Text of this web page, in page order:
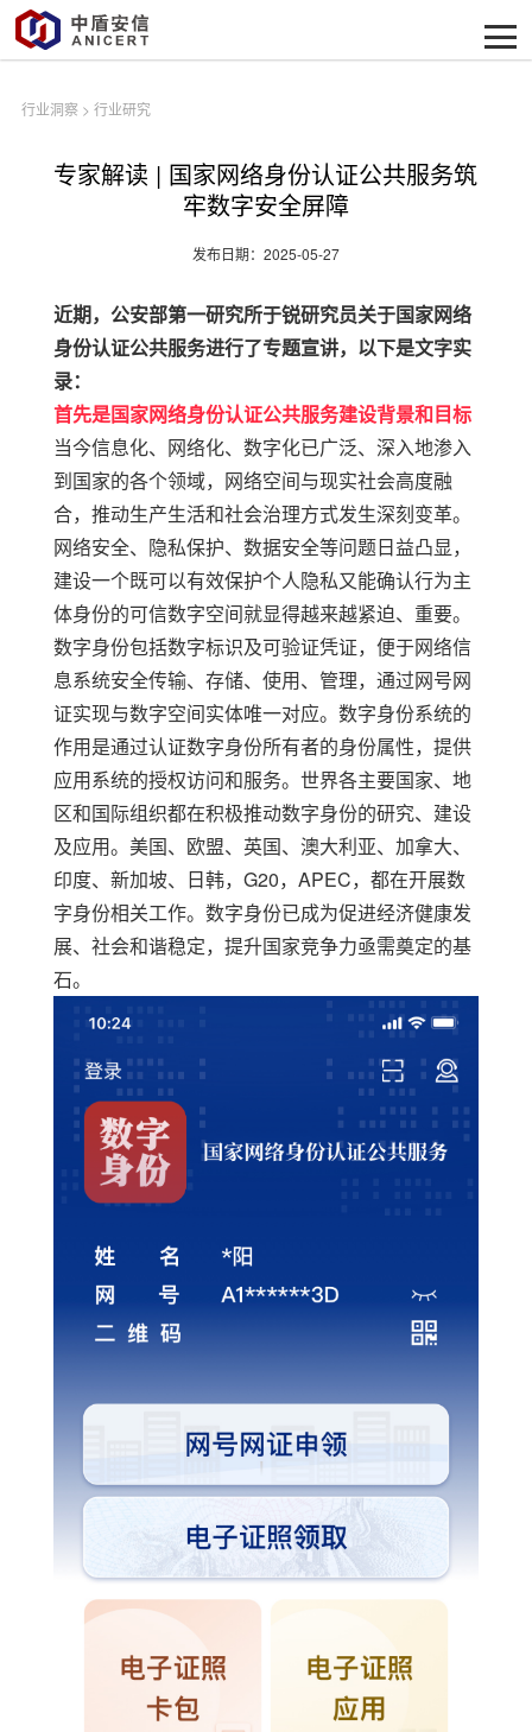
行业洞察 > 行业研究
专家解读 | 国家网络身份认证公共服务筑
牢数字安全屏障
发布日期：2025-05-27
近期，公安部第一研究所于锐研究员关于国家网络
身份认证公共服务进行了专题宣讲，以下是文字实
录：
首先是国家网络身份认证公共服务建设背景和目标
当今信息化、网络化、数字化已广泛、深入地渗入
到国家的各个领域，网络空间与现实社会高度融
合，推动生产生活和社会治理方式发生深刻变革。
网络安全、隐私保护、数据安全等问题日益凸显，
建设一个既可以有效保护个人隐私又能确认行为主
体身份的可信数字空间就显得越来越紧迫、重要。
数字身份包括数字标识及可验证凭证，便于网络信
息系统安全传输、存储、使用、管理， 通过网号网
证实现与数字空间实体唯一对应。数字身份系统的
作用是通过认证数字身份所有者的身份属性，提供
应用系统的授权访问和服务。世界各主要国家、地
区和国际组织都在积极推动数字身份的研究、建设
及应用。美国、欧盟、英国、澳大利亚、加拿大、
印度、新加坡、日韩， G20， APEC，都在开展数
字身份相关工作。数字身份已成为促进经济健康发
展、社会和谐稳定，提升国家竞争力亟需奠定的基
石。